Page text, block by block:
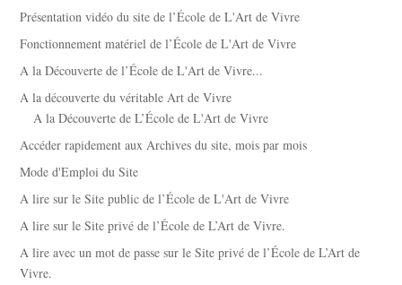
Présentation vidéo du site de l’École de L'Art de Vivre
Fonctionnement matériel de l’École de L'Art de Vivre
A la Découverte de l’École de L'Art de Vivre...
A la découverte du véritable Art de Vivre
A la Découverte de L’École de L'Art de Vivre
Accéder rapidement aux Archives du site, mois par mois
Mode d'Emploi du Site
A lire sur le Site public de l’École de L'Art de Vivre
A lire sur le Site privé de l’École de L’Art de Vivre.
A lire avec un mot de passe sur le Site privé de l’École de L’Art de
Vivre.